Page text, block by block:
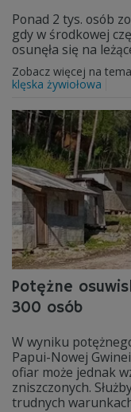
Ponad 2 tys. osób
gdy w środkowej
osunęła się na
Zobacz więcej na
klęska żywiołowa
Potężne
300 osób
W wyniku
Papui-Nowej
ofiar może jednak
zniszczonych.
trudnych